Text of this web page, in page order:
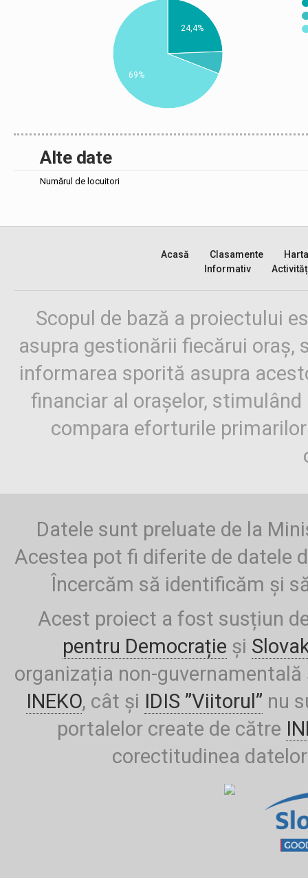
24,4%
69%
Alte date
Numărul de locuitori
Acasă Clasamente
Harta
Informativ
Scopul de bază a proiectului
asupra gestionării fiecărui oraș,
informarea sporită asupra
financiar al orașelor,
compara eforturile
Datele sunt preluate de la
Acestea pot fi diferite de datele
Încercăm să identificăm și
Acest proiect a fost susțiun
pentru Democrație și
organizația non-
INEKO, cât și IDIS ”Viitorul” nu
portalelor create de către
corectitudinea